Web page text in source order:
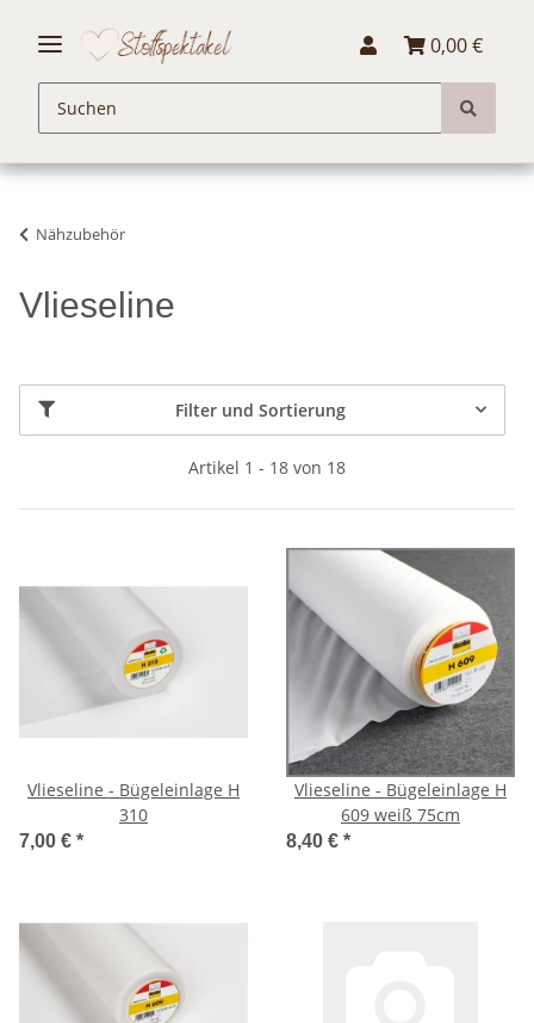
0,00 €
Nähzubehör
Vlieseline
Filter und Sortierung
Artikel 1 - 18 von 18
Vlieseline - Bügeleinlage H
310
7,00 € *
Vlieseline - Bügeleinlage H
609 weiß 75cm
8,40 € *